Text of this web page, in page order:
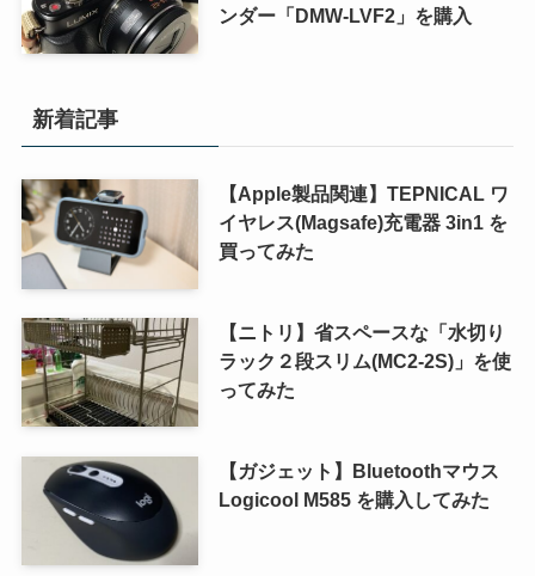
ンダー「DMW-LVF2」を購入
新着記事
【Apple製品関連】TEPNICAL ワ
イヤレス(Magsafe)充電器 3in1 を
買ってみた
【ニトリ】省スペースな「水切り
ラック２段スリム(MC2-2S)」を使
ってみた
【ガジェット】Bluetoothマウス
Logicool M585 を購入してみた